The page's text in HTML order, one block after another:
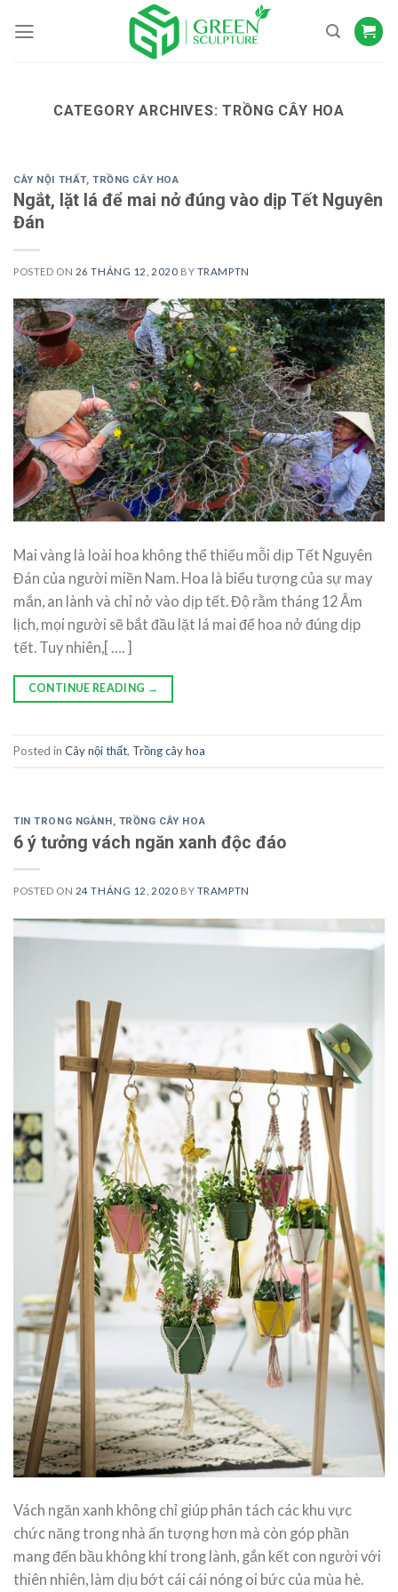
CATEGORY ARCHIVES:TRỒNG CÂY HOA
CÂY NỘI THẤT,TRỒNG CÂY HOA
Ngắt, lặt lá để mai nở đúng vào dịp Tết Nguyên
Đán
POSTED ON 26 THÁNG 12, 2020 BY TRAMPTN
Mai vàng là loài hoa không thể thiếu mỗi dịp Tết Nguyên
Đán của người miền Nam. Hoa là biểu tượng của sự may
mắn, an lành và chỉ nở vào dịp tết. Độ rằm tháng 12 Âm
lịch, mọi người sẽ bắt đầu lặt lá mai để hoa nở đúng dịp
tết. Tuy nhiên,[ …. ]
CONTINUE READING →
Posted in Cây nội thất, Trồng cây hoa
TIN TRONG NGÀNH, TRỒNG CÂY HOA
6 ý tưởng vách ngăn xanh độc đáo
POSTED ON 24 THÁNG 12, 2020 BY TRAMPTN
Vách ngăn xanh không chỉ giúp phân tách các khu vực
chức năng trong nhà ấn tượng hơn mà còn góp phần
mang đến bầu không khí trong lành, gắn kết con người với
thiên nhiên, làm dịu bớt cái cái nóng oi bức của mùa hè.